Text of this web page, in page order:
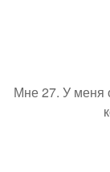
Мне 27. У меня